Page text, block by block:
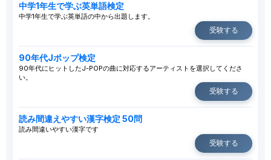
中学1年生で学ぶ英単語検定
中学1年生で学ぶ英単語の中から出題します。
受験する
90年代Jポップ検定
90年代にヒットしたJ-POPの曲に対応するアーティストを選択してくださ
い。
受験する
読み間違えやすい漢字検定 50問
読み間違いやすい漢字です
受験する